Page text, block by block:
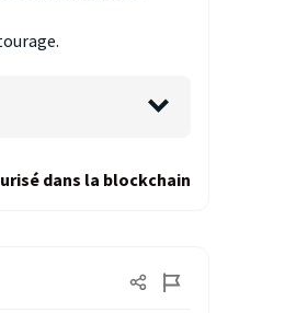
dans la blockchain